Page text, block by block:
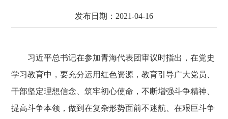
发布日期：2021-04-16
习近平总书记在参加青海代表团审议时指出，在党史
学习教育中，要充分运用红色资源，教育引导广大党员、
干部坚定理想信念、筑牢初心使命，不断增强斗争精神、
提高斗争本领，做到在复杂形势面前不迷航、在艰巨斗争